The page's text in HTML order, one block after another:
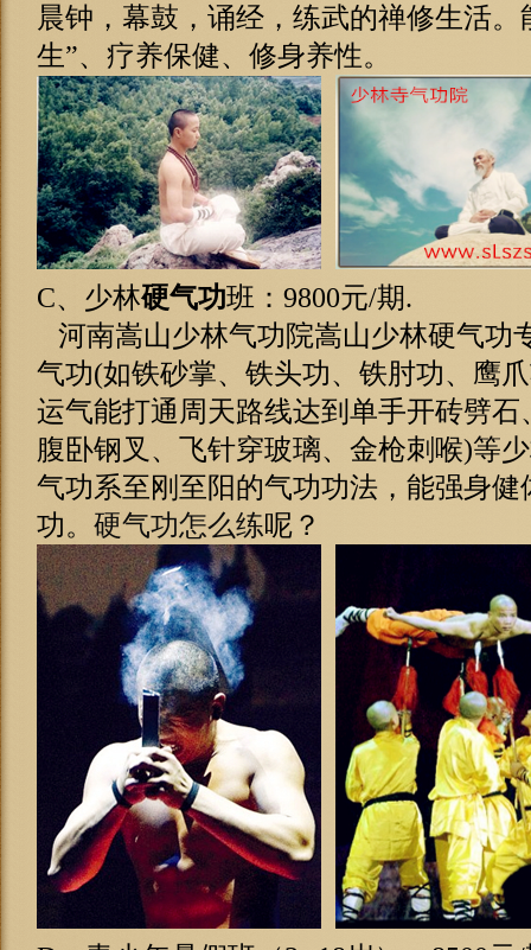
晨钟，幕鼓，诵经，练武的禅修生活。
生”、疗养保健、修身养性。
C、少林硬气功班：9800元/期.
河南嵩山少林气功院嵩山少林硬气功
气功(如铁砂掌、铁头功、铁肘功、鹰
运气能打通周天路线达到单手开砖劈
腹卧钢叉、飞针穿玻璃、金枪刺喉)等
气功系至刚至阳的气功功法，能强身
功。 硬气功怎么练呢？